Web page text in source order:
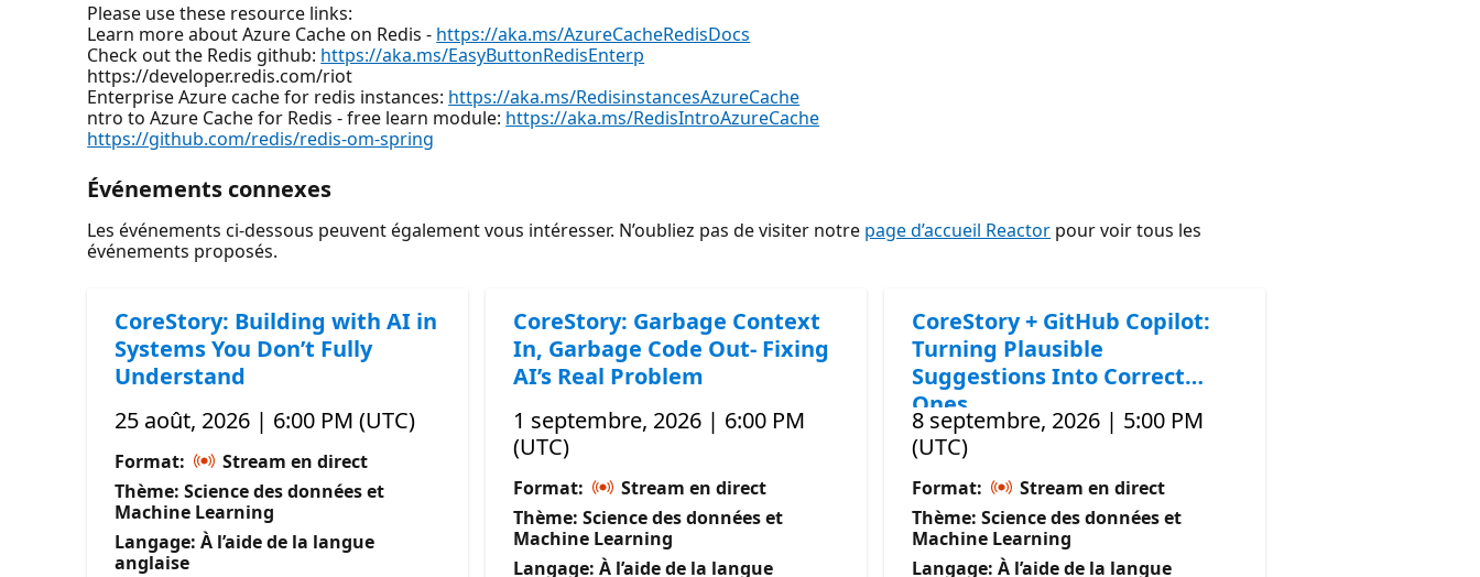
Please use these resource links:
Learn more about Azure Cache on Redis - https://aka.ms/AzureCacheRedisDocs
Check out the Redis github: https://aka.ms/EasyButtonRedisEnterp
​https://developer.redis.com/riot
Enterprise Azure cache for redis instances: https://aka.ms/RedisinstancesAzureCache
ntro to Azure Cache for Redis - free learn module: https://aka.ms/RedisIntroAzureCache
https://github.com/redis/redis-om-spring
Événements connexes
Les événements ci-dessous peuvent également vous intéresser. N’oubliez pas de visiter notre page d’accueil Reactor pour voir tous les
événements proposés.
CoreStory: Building with AI in
Systems You Don’t Fully
Understand
25 août, 2026 | 6:00 PM (UTC)
Format:
Stream en direct
Thème: Science des données et
Machine Learning
Langage: À l’aide de la langue
anglaise
CoreStory: Garbage Context
In, Garbage Code Out- Fixing
AI’s Real Problem
1 septembre, 2026 | 6:00 PM
(UTC)
Format:
Stream en direct
Thème: Science des données et
Machine Learning
Langage: À l’aide de la langue
CoreStory + GitHub Copilot:
Turning Plausible
Suggestions Into Correct
Ones
8 septembre, 2026 | 5:00 PM
(UTC)
Format:
Stream en direct
Thème: Science des données et
Machine Learning
Langage: À l’aide de la langue